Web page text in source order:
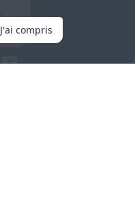
J'ai compris